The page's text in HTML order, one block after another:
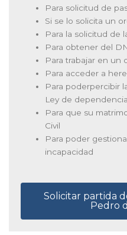
Para solicitud de
Si se lo solicita un
Para la solicitud de
Para obtener del
Para trabajar en un
Para acceder a
Para poderpercibir
Ley de dependencia
Para que su
Civil
Para poder
incapacidad
Solicitar partida
Pedro